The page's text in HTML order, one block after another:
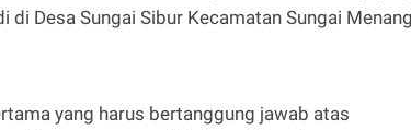
Desa Sungai Sibur Kecamatan Sungai
yang harus bertanggung jawab atas